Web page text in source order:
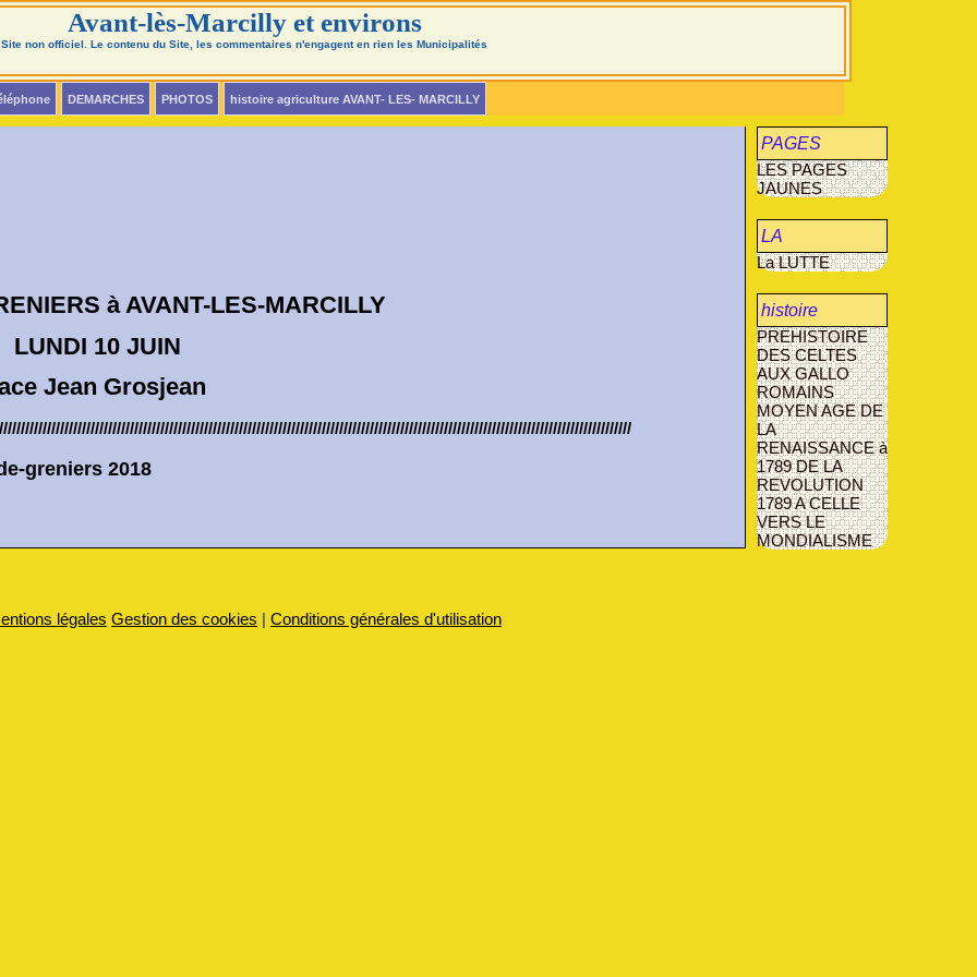
Avant-lès-Marcilly et environs
Site non officiel. Le contenu du Site, les commentaires n'engagent en rien les Municipalités
DEMARCHES PHOTOS histoire agriculture AVANT- LES- MARCILLY
PAGES
JAUNES
LES PAGES
JAUNES
LA
MUCOVISCIDOSE
La LUTTE
histoire
agriculture
AVANT- LES-
MARCILLY
PREHISTOIRE
DES CELTES
AUX GALLO
ROMAINS
MOYEN AGEDE
LA
RENAISSANCE à
1789DE LA
REVOLUTION
1789 A CELLE
VERS LE
MONDIALISME
LES-MARCILLY
2018
légales Gestion des cookies | Conditions générales d'utilisation